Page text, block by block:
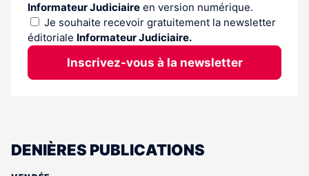
Informateur Judiciaire en version numérique.
Je souhaite recevoir gratuitement la newsletter
éditoriale Informateur Judiciaire.
Inscrivez-vous à la newsletter
DENIÈRES PUBLICATIONS